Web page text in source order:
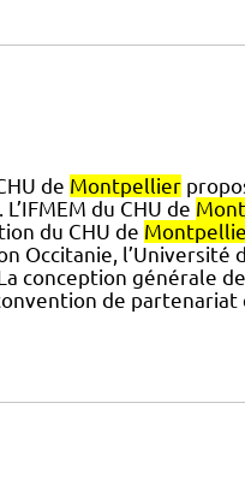
de Montpellier
du CHU de
du CHU de
Occitanie, l’Université
conception générale
de partenariat